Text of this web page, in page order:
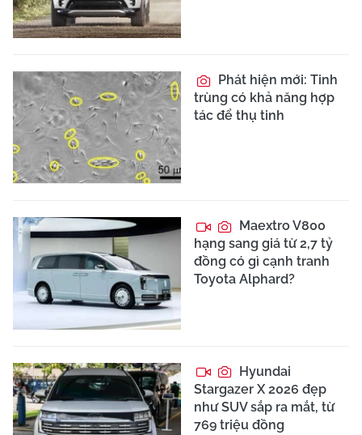
Phát hiện mới: Tinh
trùng có khả năng hợp
tác để thụ tinh
Maextro V800
hạng sang giá từ 2,7 tỷ
đồng có gì cạnh tranh
Toyota Alphard?
Hyundai
Stargazer X 2026 đẹp
như SUV sắp ra mắt, từ
769 triệu đồng